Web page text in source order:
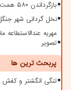
بازگرداندن ۵۸۰ همت از اموال غارت شده به بیت المال
نخل گردانی شهر
مهریه
تصویر
پربحث ترین ها
تنگی انگشتر و